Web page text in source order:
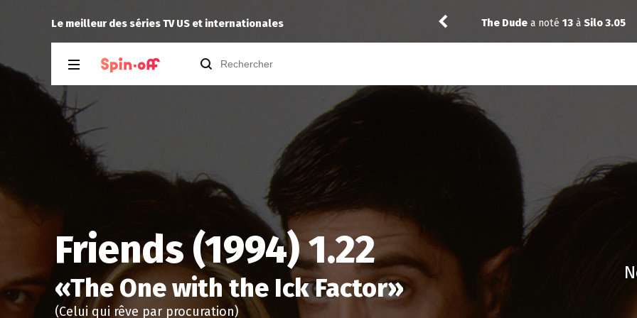
Le meilleur des séries TV US et internationales
The Dudea noté13àSilo 3.05 Vic24a noté13à The Best
Friends (1994) 1.22
«The One with the Ick Factor»
(Celui qui rêve par procuration)